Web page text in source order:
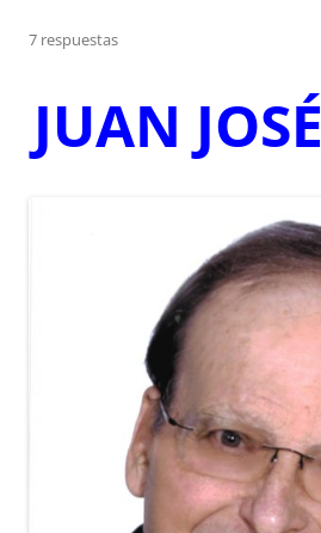
7 respuestas
JUAN